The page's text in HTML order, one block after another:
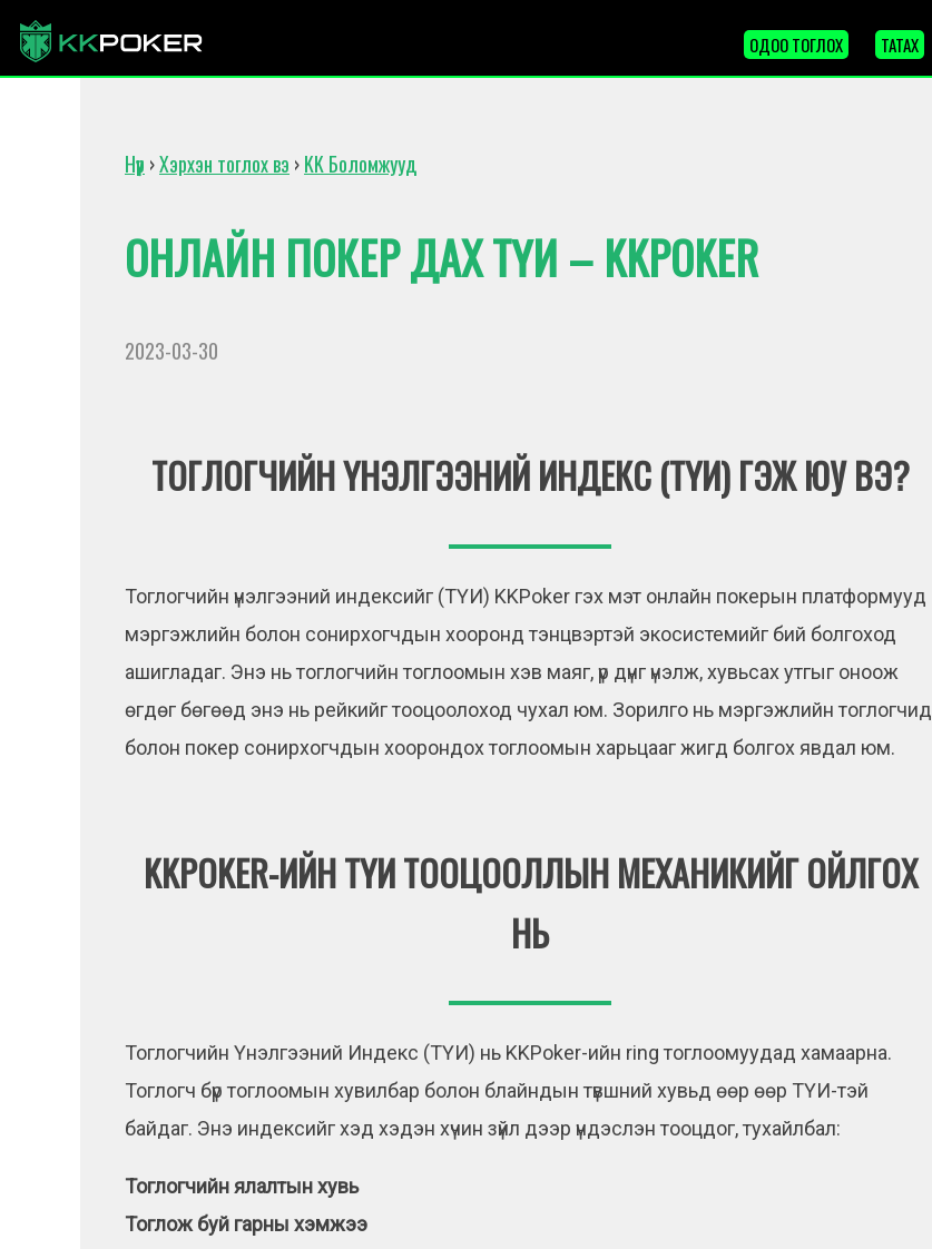
ОДОО ТОГЛОХ ТАТАХ
Нүүр ›Хэрхэн тоглох вэ ›KK Боломжууд
ОНЛАЙН ПОКЕР ДАХ ТҮИ – KKPOKER
2023-03-30
ТОГЛОГЧИЙН ҮНЭЛГЭЭНИЙ ИНДЕКС (ТҮИ) ГЭЖ ЮУ ВЭ?
Тоглогчийн үнэлгээний индексийг (ТҮИ) KKPoker гэх мэт онлайн покерын платформууд
мэргэжлийн болон сонирхогчдын хооронд тэнцвэртэй экосистемийг бий болгоход
ашигладаг. Энэ нь тоглогчийн тоглоомын хэв маяг, үр дүнг үнэлж, хувьсах утгыг оноож
өгдөг бөгөөд энэ нь рейкийг тооцоолоход чухал юм. Зорилго нь мэргэжлийн тоглогчид
болон покер сонирхогчдын хоорондох тоглоомын харьцааг жигд болгох явдал юм.
KKPOKER-ИЙН ТҮИ ТООЦООЛЛЫН МЕХАНИКИЙГ ОЙЛГОХ
НЬ
Тоглогчийн Үнэлгээний Индекс (ТҮИ) нь KKPoker-ийн ring тоглоомуудад хамаарна.
Тоглогч бүр тоглоомын хувилбар болон блайндын түвшний хувьд өөр өөр ТҮИ-тэй
байдаг. Энэ индексийг хэд хэдэн хүчин зүйл дээр үндэслэн тооцдог, тухайлбал:
Тоглогчийн ялалтын хувь
Тоглож буй гарны хэмжээ